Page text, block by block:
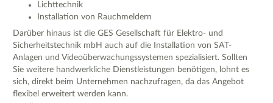
Lichttechnik
Installation von Rauchmeldern
Darüber hinaus ist die GES Gesellschaft für Elektro- und
Sicherheitstechnik mbH auch auf die Installation von SAT-
Anlagen und Videoüberwachungssystemen spezialisiert. Sollten
Sie weitere handwerkliche Dienstleistungen benötigen, lohnt es
sich, direkt beim Unternehmen nachzufragen, da das Angebot
flexibel erweitert werden kann.